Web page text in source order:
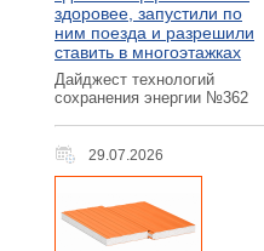
здоровее, запустили по
ним поезда и разрешили
ставить в многоэтажках
Дайджест технологий
сохранения энергии №362
29.07.2026